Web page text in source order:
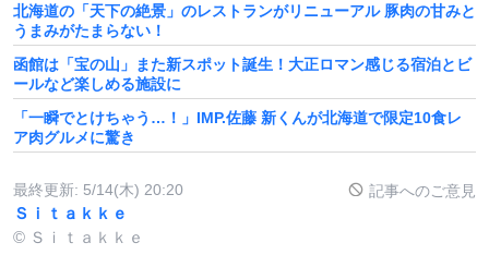
北海道の「天下の絶景」のレストランがリニューアル 豚肉の甘みと
うまみがたまらない！
函館は「宝の山」また新スポット誕生！大正ロマン感じる宿泊とビ
ールなど楽しめる施設に
「一瞬でとけちゃう…！」IMP.佐藤 新くんが北海道で限定10食レ
ア肉グルメに驚き
最終更新: 5/14(木) 20:20 記事へのご意見
Ｓｉｔａｋｋｅ
© Ｓｉｔａｋｋｅ